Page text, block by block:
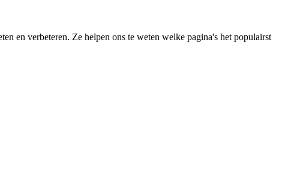
en verbeteren. Ze helpen ons te weten welke pagina's het populairst